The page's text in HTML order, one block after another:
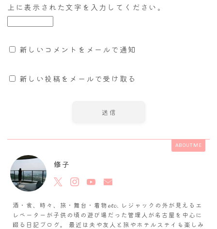
上に表示された文字を入力してください。
新しいコメントをメールで通知
新しい投稿をメールで受け取る
ABOUT ME
修子
酒・食、時々、旅・舞台・着物𝓮𝓽𝓬. レジャックの外が見えるエ
レベーターが子供の頃の遊び場だった管理人が名古屋を中心に
綴る日記ブログ。 最近は夫や友人と旅やホテルステイも楽しみ